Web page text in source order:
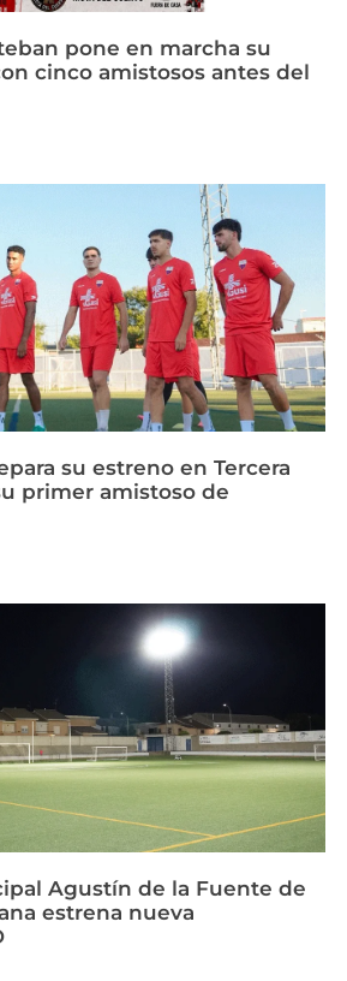
pone en marcha su
cinco amistosos antes del
su estreno en Tercera
primer amistoso de
Agustín de la Fuente de
estrena nueva